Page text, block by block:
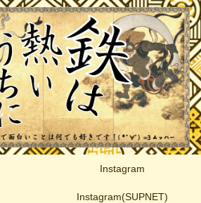
Instagram
Instagram(SUPNET)